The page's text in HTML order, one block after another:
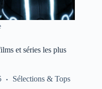
et séries les plus
Sélections & Tops